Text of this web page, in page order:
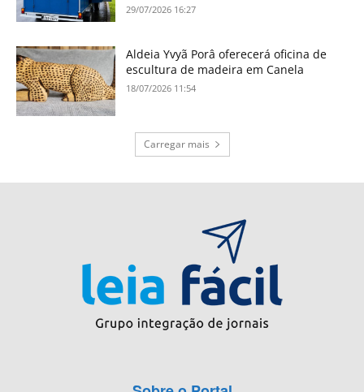
29/07/2026 16:27
Aldeia Yvyã Porâ oferecerá oficina de
escultura de madeira em Canela
18/07/2026 11:54
Carregar mais